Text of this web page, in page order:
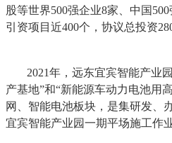
股等世界500强企业8家、中国
引资项目近400个，协议总投资
2021年，远东宜宾智能产业
产基地”和“新能源车动力电池用
网、智能电池板块，是集研发、
宜宾智能产业园一期平场施工作